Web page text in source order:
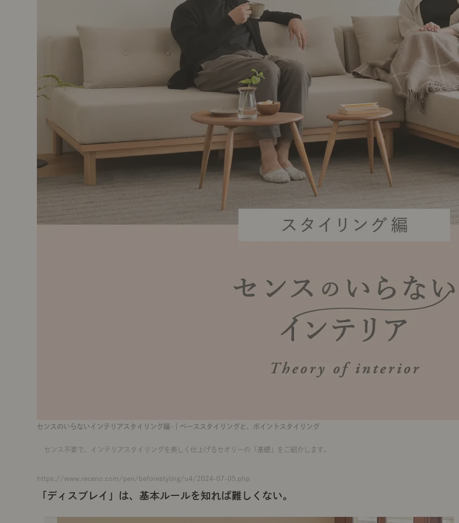
センスのいらないインテリアスタイリング編-｜ベーススタイリングと、ポイントスタイリング
センス不要で、インテリアスタイリングを美しく仕上げるセオリーの「基礎」をご紹介します。
https://www.receno.com/pen/beforestyling/u4/2024-07-05.php
「ディスプレイ」は、基本ルールを知れば難しくない。